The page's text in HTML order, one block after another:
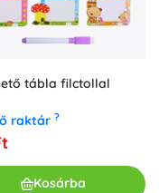
tábla filctollal
raktár ?
Kosárba